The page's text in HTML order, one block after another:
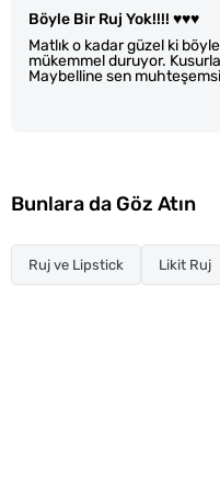
Böyle Bir Ruj Yok!!!! ♥️♥️♥️
Matlık o kadar güzel ki
mükemmel duruyor.
Maybelline sen
Bunlara da Göz Atın
Ruj ve Lipstick Likit Ruj